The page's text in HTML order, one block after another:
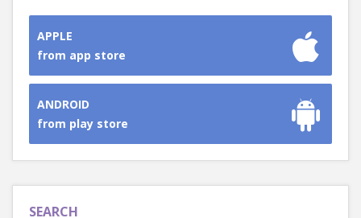
APPLE
from app store
ANDROID
from play store
SEARCH